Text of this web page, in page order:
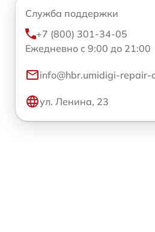
Служба поддержки
+7 (800) 301-34-05
Ежедневно с 9:00 до 21:00
info@hbr.umidigi-repair-
ул. Ленина, 23